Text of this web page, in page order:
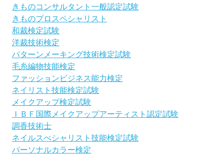
きものコンサルタント一般認定試験
きものプロスペシャリスト
和裁検定試験
洋裁技術検定
パターンメーキング技術検定試験
毛糸編物技能検定
ファッションビジネス能力検定
ネイリスト技能検定試験
メイクアップ検定試験
ＩＢＦ国際メイクアップアーティスト認定試験
調香技術士
ネイルスぺシャリスト技能検定試験
パーソナルカラー検定